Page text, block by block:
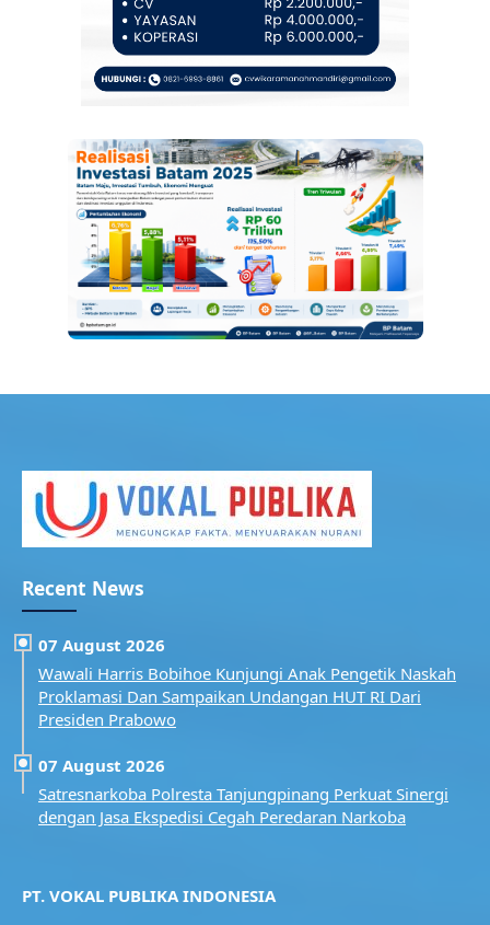
Recent News
07 August 2026
Wawali Harris Bobihoe Kunjungi Anak Pengetik Naskah
Proklamasi Dan Sampaikan Undangan HUT RI Dari
Presiden Prabowo
07 August 2026
Satresnarkoba Polresta Tanjungpinang Perkuat Sinergi
dengan Jasa Ekspedisi Cegah Peredaran Narkoba
PT. VOKAL PUBLIKA INDONESIA